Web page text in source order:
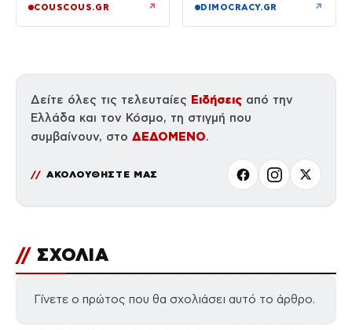
COUSCOUS.GR ↗ DIMOCRACY.GR ↗
Δείτε όλες τις τελευταίες Ειδήσεις από την
Ελλάδα και τον Κόσμο, τη στιγμή που
συμβαίνουν, στο ΔΕΔΟΜΕΝΟ.
ΑΚΟΛΟΥΘΗΣΤΕ ΜΑΣ
// ΣΧΟΛΙΑ
Γίνετε ο πρώτος που θα σχολιάσει αυτό το άρθρο.